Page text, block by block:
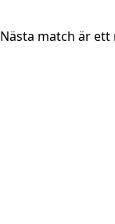
Nästa match är ett